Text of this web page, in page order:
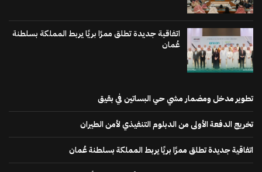
اتفاقية جديدة تطلق ممرًا بريًا يربط المملكة بسلطنة
عُمان
تطوير مدخل ومضمار مشي حي البساتين في بقيق
تخريج الدفعة الأولى من الدبلوم التنفيذي لأمن الطيران
اتفاقية جديدة تطلق ممرًا بريًا يربط المملكة بسلطنة عُمان